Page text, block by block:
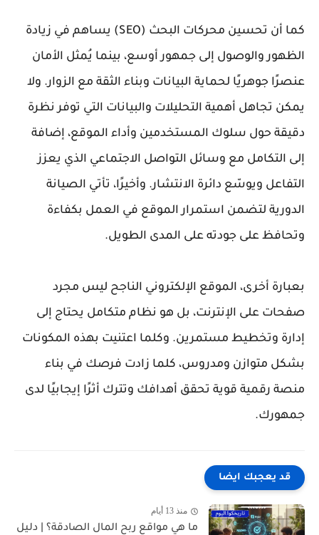
كما أن تحسين محركات البحث (SEO) يساهم في زيادة
الظهور والوصول إلى جمهور أوسع، بينما يُمثل الأمان
عنصرًا جوهريًا لحماية البيانات وبناء الثقة مع الزوار. ولا
يمكن تجاهل أهمية التحليلات والبيانات التي توفر نظرة
دقيقة حول سلوك المستخدمين وأداء الموقع، إضافة
إلى التكامل مع وسائل التواصل الاجتماعي الذي يعزز
التفاعل ويوسّع دائرة الانتشار. وأخيرًا، تأتي الصيانة
الدورية لتضمن استمرار الموقع في العمل بكفاءة
وتحافظ على جودته على المدى الطويل.
بعبارة أخرى، الموقع الإلكتروني الناجح ليس مجرد
صفحات على الإنترنت، بل هو نظام متكامل يحتاج إلى
إدارة وتخطيط مستمرين. وكلما اعتنيت بهذه المكونات
بشكل متوازن ومدروس، كلما زادت فرصك في بناء
منصة رقمية قوية تحقق أهدافك وتترك أثرًا إيجابيًا لدى
جمهورك.
قد يعجبك ايضا
منذ 13 أيام
ما هي مواقع ربح المال الصادقة؟ | دليل